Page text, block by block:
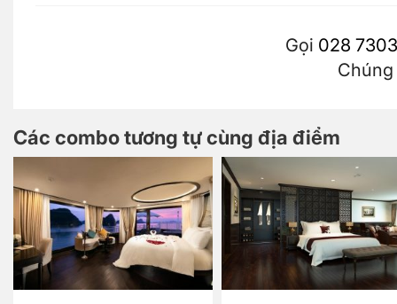
Gọi 028
Các combo tương tự cùng địa điểm